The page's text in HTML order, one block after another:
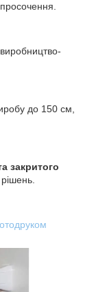
до 150 см,
закритого
рішень.